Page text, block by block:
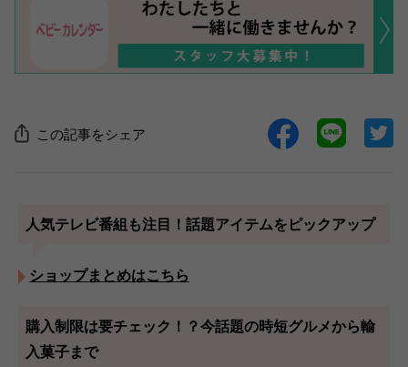
この記事をシェア
人気テレビ番組も注目！話題アイテムをピックアップ
ショップまとめはこちら
購入制限は要チェック！？今話題の時短グルメから輸
入菓子まで